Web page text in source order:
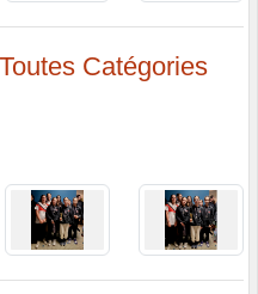
Catégories